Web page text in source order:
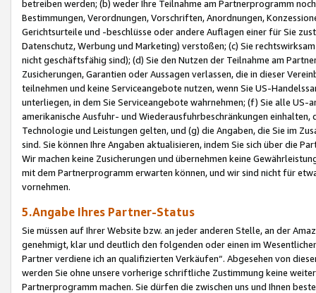
betreiben werden; (b) weder Ihre Teilnahme am Partnerprogramm
Bestimmungen, Verordnungen, Vorschriften, Anordnungen,
Gerichtsurteile und -beschlüsse oder andere Auflagen einer für Sie
Datenschutz, Werbung und Marketing) verstoßen; (c) Sie
nicht geschäftsfähig sind); (d) Sie den Nutzen der Teilnahme am
Zusicherungen, Garantien oder Aussagen verlassen, die in dieser
teilnehmen und keine Serviceangebote nutzen, wenn Sie US-
unterliegen, in dem Sie Serviceangebote wahrnehmen; (f) Sie alle
amerikanische Ausfuhr- und Wiederausfuhrbeschränkungen
Technologie und Leistungen gelten, und (g) die Angaben, die Sie im
sind. Sie können Ihre Angaben aktualisieren, indem Sie sich über die
Wir machen keine Zusicherungen und übernehmen keine
mit dem Partnerprogramm erwarten können, und wir sind nicht für
vornehmen.
5.Angabe Ihres Partner-Status
Sie müssen auf Ihrer Website bzw. an jeder anderen Stelle, an der
genehmigt, klar und deutlich den folgenden oder einen im
Partner verdiene ich an qualifizierten Verkäufen“. Abgesehen von
werden Sie ohne unsere vorherige schriftliche Zustimmung keine
Partnerprogramm machen. Sie dürfen die zwischen uns und Ihnen